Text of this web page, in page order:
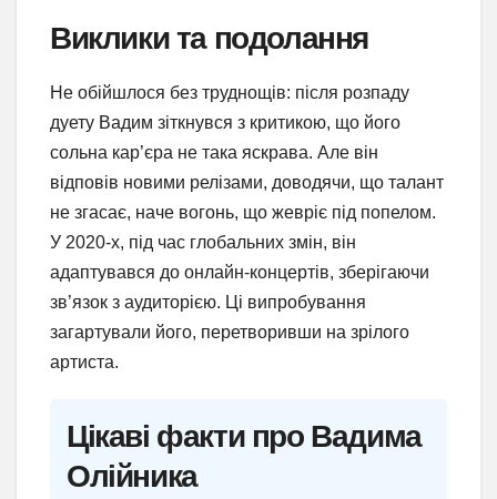
Виклики та подолання
Не обійшлося без труднощів: після розпаду
дуету Вадим зіткнувся з критикою, що його
сольна кар’єра не така яскрава. Але він
відповів новими релізами, доводячи, що талант
не згасає, наче вогонь, що жевріє під попелом.
У 2020-х, під час глобальних змін, він
адаптувався до онлайн-концертів, зберігаючи
зв’язок з аудиторією. Ці випробування
загартували його, перетворивши на зрілого
артиста.
Цікаві факти про Вадима
Олійника